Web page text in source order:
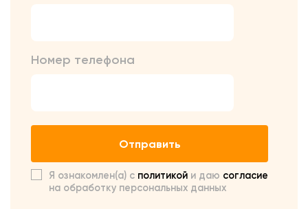
Номер телефона
Отправить
Я ознакомлен(а) с политикой и даю согласие
на обработку персональных данных